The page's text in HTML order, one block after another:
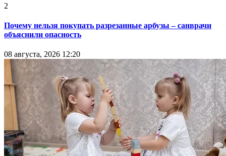
2
Почему нельзя покупать разрезанные арбузы – санврачи
объяснили опасность
08 августа, 2026 12:20